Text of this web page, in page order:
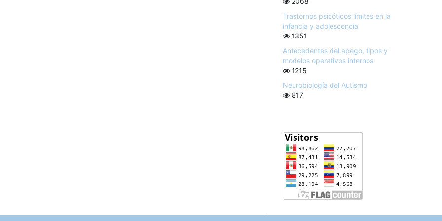
Trastornos psicóticos límites en la
infancia y adolescencia
1351
Antecedentes del apego, tipos y
modelos operativos internos
1215
Neurobiología del Autismo
817